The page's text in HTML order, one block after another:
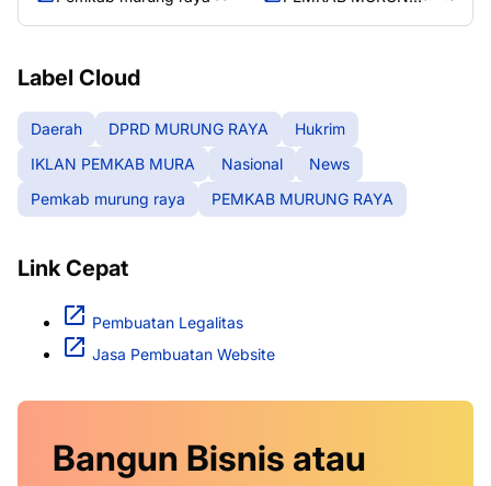
Label Cloud
Daerah DPRD MURUNG RAYA
Hukrim
IKLAN PEMKAB MURA
Nasional
News
Pemkab murung raya
PEMKAB MURUNG RAYA
Link Cepat
Pembuatan Legalitas
Jasa Pembuatan Website
Bangun Bisnis atau